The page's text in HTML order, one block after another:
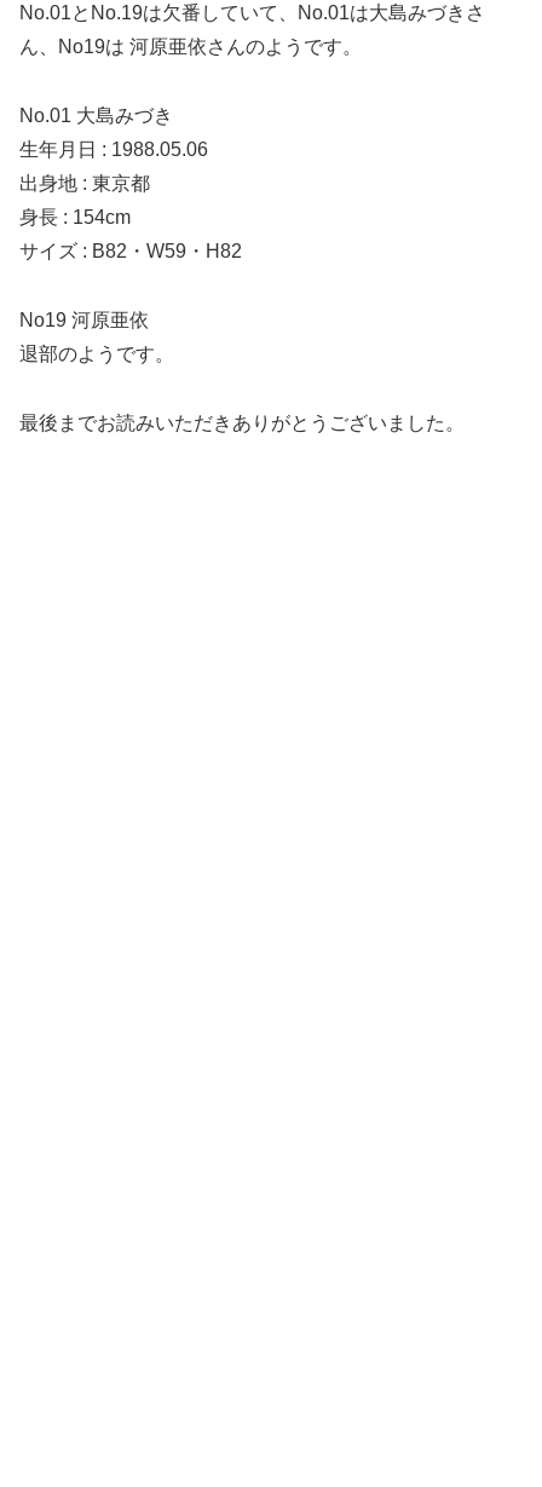
No.01とNo.19は欠番していて、No.01は大島みづきさ
ん、No19は 河原亜依さんのようです。
No.01 大島みづき
生年月日 : 1988.05.06
出身地 : 東京都
身長 : 154cm
サイズ : B82・W59・H82
No19 河原亜依
退部のようです。
最後までお読みいただきありがとうございました。